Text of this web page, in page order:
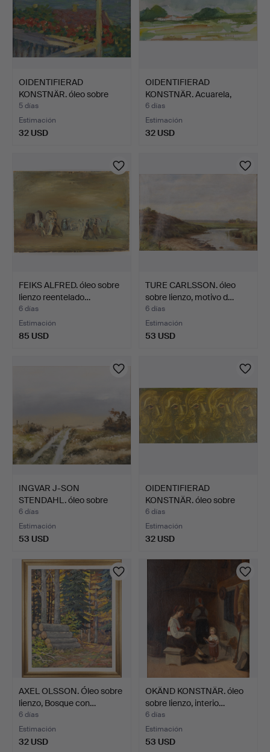
OIDENTIFIERAD
KONSTNÄR. óleo sobre
panel, …
5 días
Estimación
32 USD
OIDENTIFIERAD
KONSTNÄR. Acuarela,
paisaje …
6 días
Estimación
32 USD
FEIKS ALFRED. óleo sobre
lienzo reentelado…
6 días
Estimación
85 USD
TURE CARLSSON. óleo
sobre lienzo, motivo d…
6 días
Estimación
53 USD
INGVAR J-SON
STENDAHL. óleo sobre
lienzo, …
6 días
Estimación
53 USD
OIDENTIFIERAD
KONSTNÄR. óleo sobre
tabla, …
6 días
Estimación
32 USD
AXEL OLSSON. Óleo sobre
lienzo, Bosque con…
6 días
Estimación
32 USD
OKÄND KONSTNÄR. óleo
sobre lienzo, interio…
6 días
Estimación
53 USD